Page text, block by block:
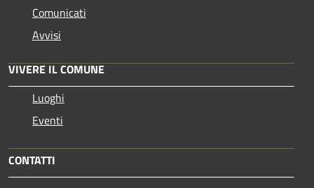
Comunicati
Avvisi
VIVERE IL COMUNE
Luoghi
Eventi
CONTATTI